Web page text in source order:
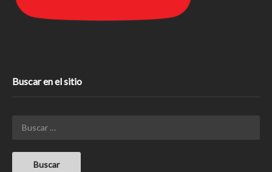
Buscar en el sitio